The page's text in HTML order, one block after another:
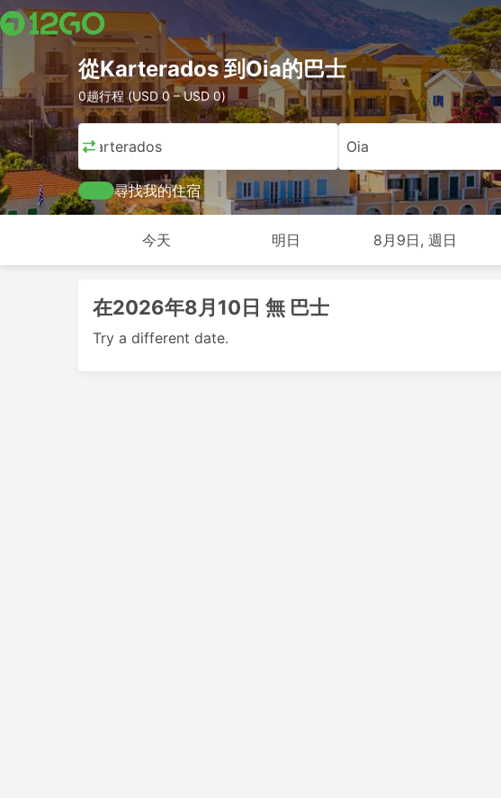
從Karterados 到Oia的巴士
0趟行程 (USD 0 – USD 0)
Karterados Oia
尋找我的住宿
今天 明日 8月9日, 週日
在2026年8月10日 無 巴士
Try a different date.